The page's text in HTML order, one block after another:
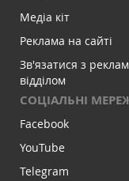
Медіа кіт
Реклама на сайті
Зв'язатися з
відділом
СОЦІАЛЬНІ
Facebook
YouTube
Telegram